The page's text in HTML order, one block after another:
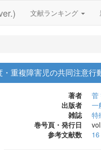
文献ランキング
・重複障害児の共同注意
著者 菅
出版者
一
雑誌
特
巻号頁・発行日
参考文献数
16